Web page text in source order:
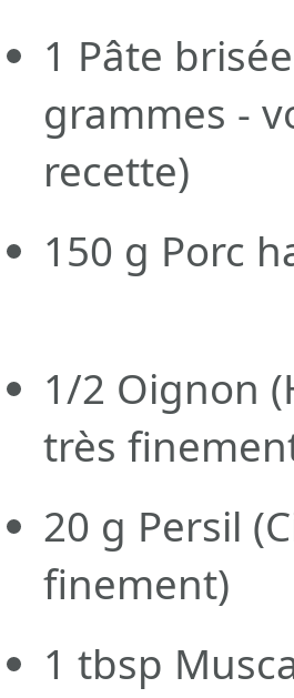
1 Pâte brisée
grammes -
recette)
150 g Porc
1/2 Oignon
très
20 g Persil
finement)
1 tbsp